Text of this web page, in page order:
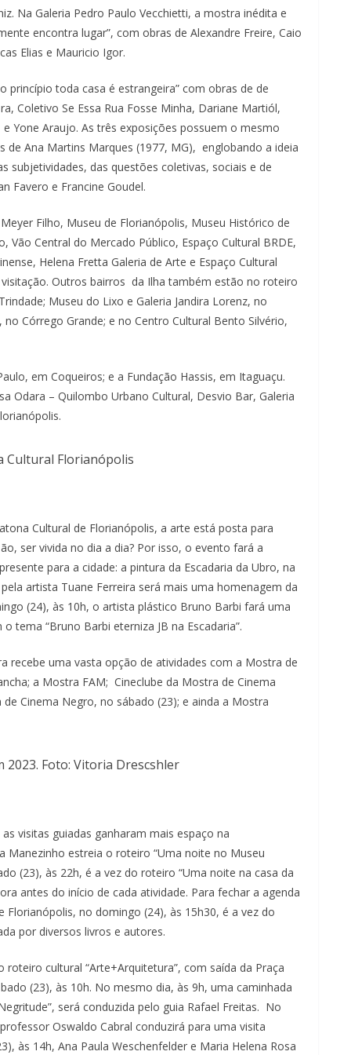
m
c
l
q
e
.
Na Galeria Pedro Paulo Vecchietti, a mostra inédita e
encontra lugar”, com obras de Alexandre Freire, Caio
Elias e Mauricio Igor.
princípio toda casa é estrangeira” com obras de de
Coletivo Se Essa Rua Fosse Minha, Dariane Martiól,
Yone Araujo. As três exposições possuem o mesmo
Ana Martins Marques (1977, MG), englobando a ideia
subjetividades, das questões coletivas, sociais e de
Favero e Francine Goudel.
Filho, Museu de Florianópolis, Museu Histórico de
Vão Central do Mercado Público, Espaço Cultural BRDE,
Helena Fretta Galeria de Arte e Espaço Cultural
Outros bairros da Ilha também estão no roteiro
Museu do Lixo e Galeria Jandira Lorenz, no
no Córrego Grande; e no Centro Cultural Bento Silvério,
em Coqueiros; e a Fundação Hassis, em Itaguaçu.
Odara – Quilombo Urbano Cultural, Desvio Bar, Galeria
Cultural Florianópolis
Cultural de Florianópolis, a arte está posta para
ser vivida no dia a dia? Por isso, o evento fará a
para a cidade: a pintura da Escadaria da Ubro, na
artista Tuane Ferreira será mais uma homenagem da
(24), às 10h, o artista plástico Bruno Barbi fará uma
tema “Bruno Barbi eterniza JB na Escadaria”.
recebe uma vasta opção de atividades com a Mostra de
a Mostra FAM; Cineclube da Mostra de Cinema
Cinema Negro, no sábado (23); e ainda a Mostra
2023. Foto: Vitoria Drescshler
visitas guiadas ganharam mais espaço na
Manezinho estreia o roteiro “Uma noite no Museu
(23), às 22h, é a vez do roteiro “Uma noite na casa da
antes do início de cada atividade. Para fechar a agenda
no domingo (24), às 15h30, é a vez do
por diversos livros e autores.
cultural “Arte+Arquitetura”, com saída da Praça
(23), às 10h. No mesmo dia, às 9h, uma caminhada
será conduzida pelo guia Rafael Freitas. No
Oswaldo Cabral conduzirá para uma visita
às 14h, Ana Paula Weschenfelder e Maria Helena Rosa